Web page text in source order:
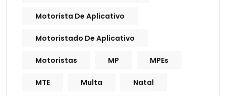
Motorista De Aplicativo
Motoristado De Aplicativo
Motoristas MP MPEs
MTE Multa Natal